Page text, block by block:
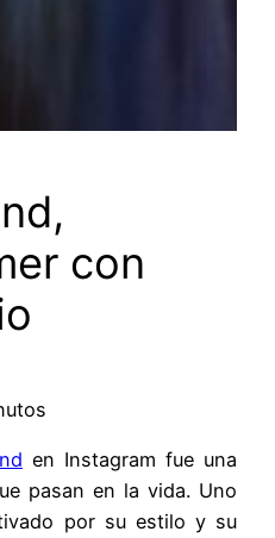
con
en Instagram fue una
pasan en la vida. Uno
por su estilo y su